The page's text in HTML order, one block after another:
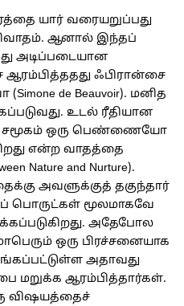
யார் வரையறுப்பது
ஆனால் இந்தப்
அடிப்படையான
ஃபிரான்சை
de Beauvoir). மனித
உடல் ரீதியான
சமூகம் ஒரு பெண்ணையோ
என்ற வாதத்தை
Nature and Nurture).
அவளுக்குத் தகுந்தார்
பொருட்கள் மூலமாகவே
அதேபோல
ஒரு பிரச்சனையாக
அதாவது
ஆரம்பித்தார்கள்.
விஷயத்தைச்